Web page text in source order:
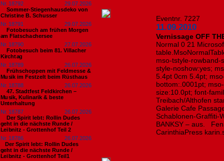
Nr. 18792
29.07.2026
Sommer-Stiegenhausdeko von
Christine B. Schusser
Nr. 18791
29.07.2026
Fotobesuch am frühen Morgen
am Flatschachersee
Nr. 18790
27.07.2026
Fotobesuch beim 81. Villacher
Kirchtag
Nr. 18789
26.07.2026
Frühschoppen mit Feldmesse &
Musik im Festzelt beim Rüsthaus
Nr. 18788
26.07.2026
47. Stadtfest Feldkirchen –
Musik, Kulinarik & beste
Unterhaltung
Nr. 18787
26.07.2026
Der Spirit lebt: Rollin Dudes
geht in die nächste Runde /
Leibnitz - Grottenhof Teil 2
Nr. 18786
26.07.2026
​Der Spirit lebt: Rollin Dudes
geht in die nächste Runde /
Leibnitz - Grottenhof Teil1
Eventnr. 7227
11.09.2010
Vernissage OFF
Normal 0 21
mso-tstyle-rowband-
style-noshow:yes;
5.4pt 0cm 5.4pt;
bottom:.0001pt;
size:10.0pt; font-
Treibach/Althofen
Galerie Cafe
Schablonen-Graffiti-
BANKSY – aus.
CarinthiaPress